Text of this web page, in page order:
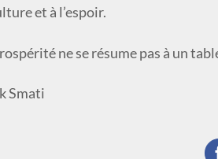
et à l’espoir.
ne se résume pas à un
Smati